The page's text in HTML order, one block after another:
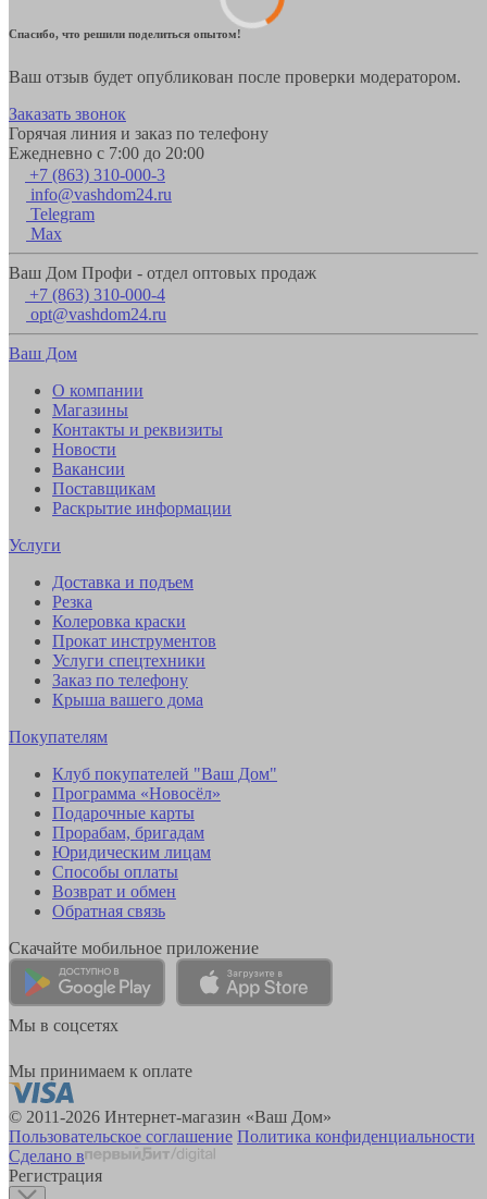
Спасибо, что решили поделиться опытом!
Ваш отзыв будет опубликован после проверки модератором.
Заказать звонок
Горячая линия и заказ по телефону
Ежедневно с 7:00 до 20:00
+7 (863) 310-000-3
info@vashdom24.ru
Telegram
Max
Ваш Дом Профи - отдел оптовых продаж
+7 (863) 310-000-4
opt@vashdom24.ru
Ваш Дом
О компании
Магазины
Контакты и реквизиты
Новости
Вакансии
Поставщикам
Раскрытие информации
Услуги
Доставка и подъем
Резка
Колеровка краски
Прокат инструментов
Услуги спецтехники
Заказ по телефону
Крыша вашего дома
Покупателям
Клуб покупателей "Ваш Дом"
Программа «Новосёл»
Подарочные карты
Прорабам, бригадам
Юридическим лицам
Способы оплаты
Возврат и обмен
Обратная связь
Скачайте мобильное приложение
Мы в соцсетях
Мы принимаем к оплате
© 2011-2026 Интернет-магазин «Ваш Дом»
Пользовательское соглашение Политика конфиденциальности
Сделано в
Регистрация